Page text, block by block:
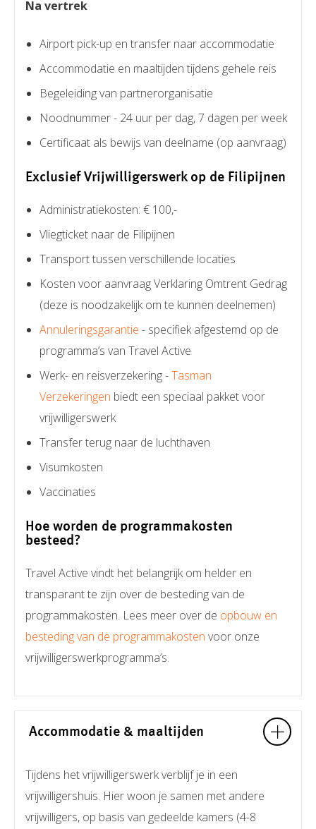
Na vertrek
Airport pick-up en transfer naar accommodatie
Accommodatie en maaltijden tijdens gehele reis
Begeleiding van partnerorganisatie
Noodnummer - 24 uur per dag, 7 dagen per week
Certificaat als bewijs van deelname (op aanvraag)
Exclusief Vrijwilligerswerk op de Filipijnen
Administratiekosten: € 100,-
Vliegticket naar de Filipijnen
Transport tussen verschillende locaties
Kosten voor aanvraag Verklaring Omtrent Gedrag
(deze is noodzakelijk om te kunnen deelnemen)
Annuleringsgarantie - specifiek afgestemd op de
programma’s van Travel Active
Werk- en reisverzekering -Tasman
Verzekeringen biedt een speciaal pakket voor
vrijwilligerswerk
Transfer terug naar de luchthaven
Visumkosten
Vaccinaties
Hoe worden de programmakosten
besteed?
Travel Active vindt het belangrijk om helder en
transparant te zijn over de besteding van de
programmakosten. Lees meer over de opbouw en
besteding van de programmakosten voor onze
vrijwilligerswerkprogramma’s.
Accommodatie & maaltijden
Tijdens het vrijwilligerswerk verblijf je in een
vrijwilligershuis. Hier woon je samen met andere
vrijwilligers, op basis van gedeelde kamers (4-8